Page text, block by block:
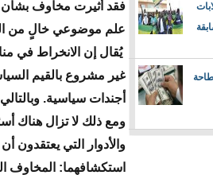
فقد أثيرت مخاوف بشأن
علم موضوعي خالٍ من
يُقال إن الانخراط في
غير مشروع بالقيم
أجندات سياسية.
ومع ذلك لا تزال هناك
والأدوار التي يعتقدون
استكشافهما: المخاوف